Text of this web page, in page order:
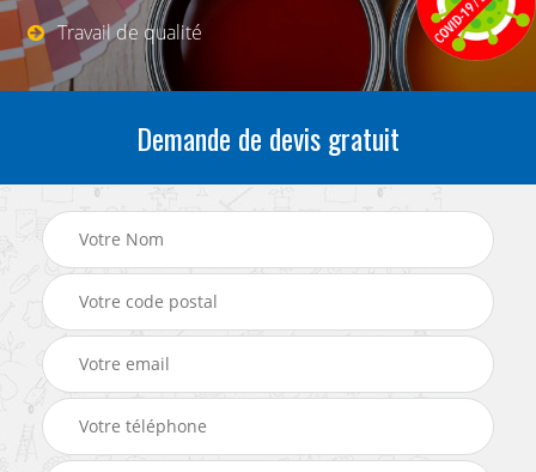
Travail de qualité
Demande de devis gratuit